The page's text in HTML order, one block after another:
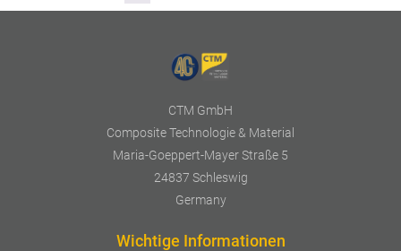
CTM GmbH
Composite Technologie & Material
Maria-Goeppert-Mayer Straße 5
24837 Schleswig
Germany
Wichtige Informationen